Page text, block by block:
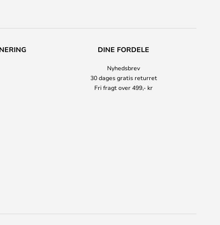
DINE FORDELE
Nyhedsbrev
30 dages gratis returret
Fri fragt over 499,- kr